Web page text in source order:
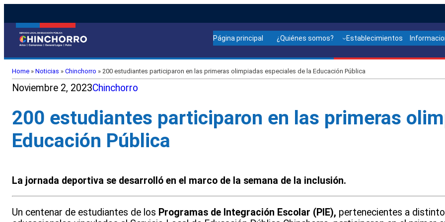
Página principal ¿Quiénes somos? Establecimientos
Home » Noticias » Chinchorro » 200 estudiantes participaron en las primeras olimpiadas especiales de la Educación Pública
Noviembre 2, 2023Chinchorro
200 estudiantes participaron en las primeras
Educación Pública
La jornada deportiva se desarrolló en el marco de la semana de la inclusión.
Un centenar de estudiantes de los Programas de Integración Escolar (PIE), pertenecientes a